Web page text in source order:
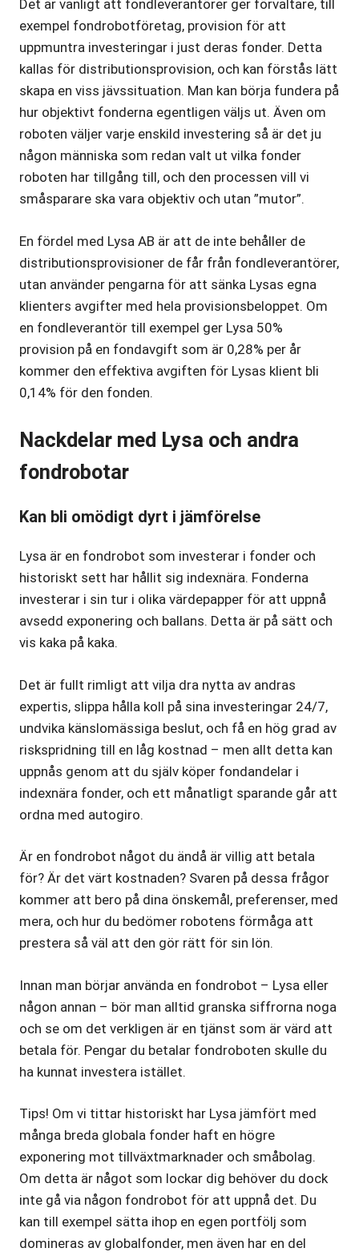
Det är vanligt att fondleverantörer ger förvaltare, till
exempel fondrobotföretag, provision för att
uppmuntra investeringar i just deras fonder. Detta
kallas för distributionsprovision, och kan förstås lätt
skapa en viss jävssituation. Man kan börja fundera på
hur objektivt fonderna egentligen väljs ut. Även om
roboten väljer varje enskild investering så är det ju
någon människa som redan valt ut vilka fonder
roboten har tillgång till, och den processen vill vi
småsparare ska vara objektiv och utan ”mutor”.
En fördel med Lysa AB är att de inte behåller de
distributionsprovisioner de får från fondleverantörer,
utan använder pengarna för att sänka Lysas egna
klienters avgifter med hela provisionsbeloppet. Om
en fondleverantör till exempel ger Lysa 50%
provision på en fondavgift som är 0,28% per år
kommer den effektiva avgiften för Lysas klient bli
0,14% för den fonden.
Nackdelar med Lysa och andra
fondrobotar
Kan bli omödigt dyrt i jämförelse
Lysa är en fondrobot som investerar i fonder och
historiskt sett har hållit sig indexnära. Fonderna
investerar i sin tur i olika värdepapper för att uppnå
avsedd exponering och ballans. Detta är på sätt och
vis kaka på kaka.
Det är fullt rimligt att vilja dra nytta av andras
expertis, slippa hålla koll på sina investeringar 24/7,
undvika känslomässiga beslut, och få en hög grad av
riskspridning till en låg kostnad – men allt detta kan
uppnås genom att du själv köper fondandelar i
indexnära fonder, och ett månatligt sparande går att
ordna med autogiro.
Är en fondrobot något du ändå är villig att betala
för? Är det värt kostnaden? Svaren på dessa frågor
kommer att bero på dina önskemål, preferenser, med
mera, och hur du bedömer robotens förmåga att
prestera så väl att den gör rätt för sin lön.
Innan man börjar använda en fondrobot – Lysa eller
någon annan – bör man alltid granska siffrorna noga
och se om det verkligen är en tjänst som är värd att
betala för. Pengar du betalar fondroboten skulle du
ha kunnat investera istället.
Tips! Om vi tittar historiskt har Lysa jämfört med
många breda globala fonder haft en högre
exponering mot tillväxtmarknader och småbolag.
Om detta är något som lockar dig behöver du dock
inte gå via någon fondrobot för att uppnå det. Du
kan till exempel sätta ihop en egen portfölj som
domineras av globalfonder, men även har en del